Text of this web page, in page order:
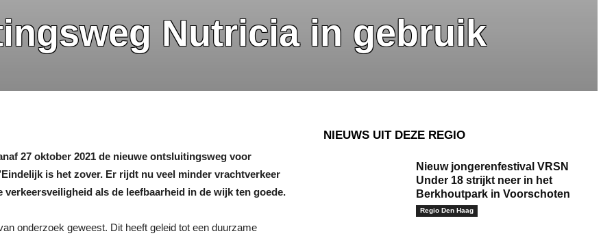
Nutricia in gebruik
27 oktober 2021 de nieuwe ontsluitingsweg voor
is het zover. Er rijdt nu veel minder vrachtverkeer
als de leefbaarheid in de wijk ten goede.
onderzoek geweest. Dit heeft geleid tot een duurzame
NIEUWS UIT DEZE REGIO
Nieuw jongerenfestival VRSN
Under 18 strijkt neer in het
Berkhoutpark in Voorschoten
Regio Den Haag